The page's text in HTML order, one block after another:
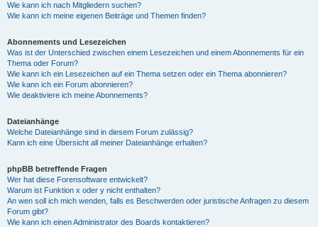
Wie kann ich nach Mitgliedern suchen?
Wie kann ich meine eigenen Beiträge und Themen finden?
Abonnements und Lesezeichen
Was ist der Unterschied zwischen einem Lesezeichen und einem Abonnements für ein
Thema oder Forum?
Wie kann ich ein Lesezeichen auf ein Thema setzen oder ein Thema abonnieren?
Wie kann ich ein Forum abonnieren?
Wie deaktiviere ich meine Abonnements?
Dateianhänge
Welche Dateianhänge sind in diesem Forum zulässig?
Kann ich eine Übersicht all meiner Dateianhänge erhalten?
phpBB betreffende Fragen
Wer hat diese Forensoftware entwickelt?
Warum ist Funktion x oder y nicht enthalten?
An wen soll ich mich wenden, falls es Beschwerden oder juristische Anfragen zu diesem
Forum gibt?
Wie kann ich einen Administrator des Boards kontaktieren?